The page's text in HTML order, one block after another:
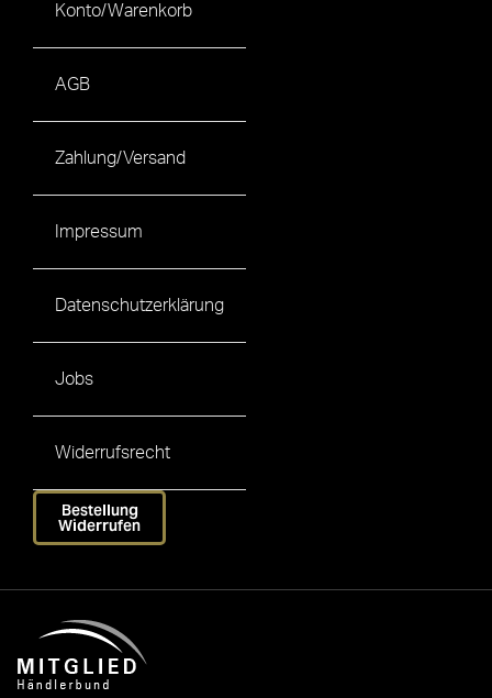
Konto/Warenkorb
AGB
Zahlung/Versand
Impressum
Datenschutzerklärung
Jobs
Widerrufsrecht
Bestellung
Widerrufen